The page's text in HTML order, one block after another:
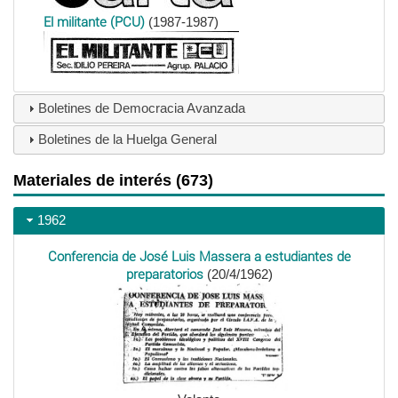
El militante (PCU) (1987-1987)
Boletines de Democracia Avanzada
Boletines de la Huelga General
Materiales de interés (673)
1962
Conferencia de José Luis Massera a estudiantes de
preparatorios(20/4/1962)